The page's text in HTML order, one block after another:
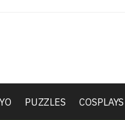
PUZZLES COSPLAYS